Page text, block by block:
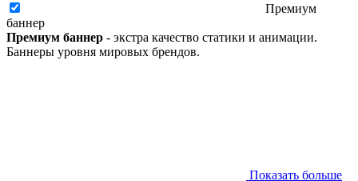
Премиум
баннер
Премиум баннер - экстра качество статики и анимации.
Баннеры уровня мировых брендов.
Показать больше